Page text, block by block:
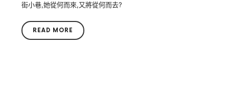
街小巷,她從何而來,又將從何而去?
READ MORE